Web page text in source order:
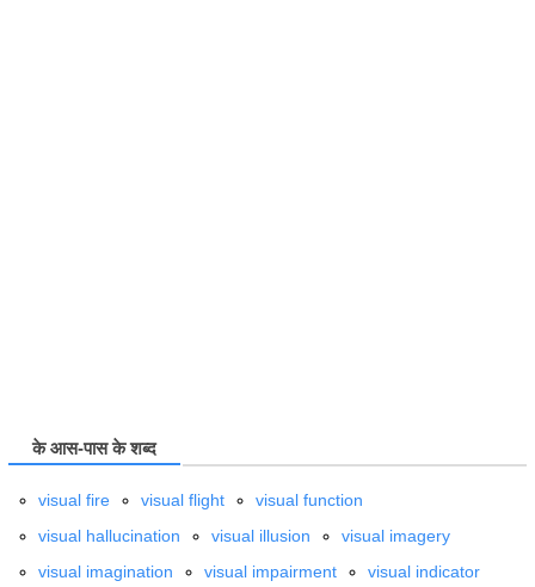
के आस-पास के शब्द
visual fire visual flight
visual function
visual hallucination
visual illusion
visual imagery
visual imagination
visual impairment visual indicator